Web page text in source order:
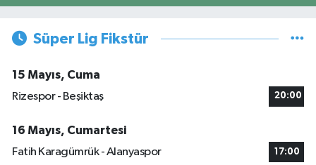
Süper Lig Fikstür
15 Mayıs, Cuma
Rizespor - Beşiktaş
20:00
16 Mayıs, Cumartesi
Fatih Karagümrük - Alanyaspor
17:00